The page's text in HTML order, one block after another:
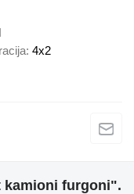
4x2
kamioni furgoni".